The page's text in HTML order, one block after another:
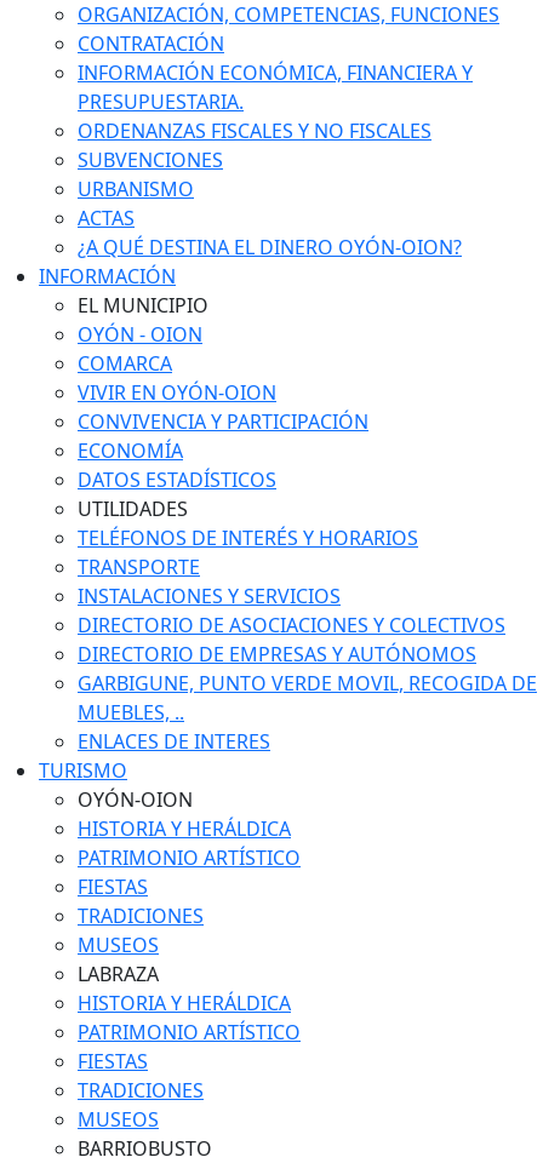
ORGANIZACIÓN, COMPETENCIAS, FUNCIONES
CONTRATACIÓN
INFORMACIÓN ECONÓMICA, FINANCIERA Y
PRESUPUESTARIA.
ORDENANZAS FISCALES Y NO FISCALES
SUBVENCIONES
URBANISMO
ACTAS
¿A QUÉ DESTINA EL DINERO OYÓN-OION?
INFORMACIÓN
EL MUNICIPIO
OYÓN - OION
COMARCA
VIVIR EN OYÓN-OION
CONVIVENCIA Y PARTICIPACIÓN
ECONOMÍA
DATOS ESTADÍSTICOS
UTILIDADES
TELÉFONOS DE INTERÉS Y HORARIOS
TRANSPORTE
INSTALACIONES Y SERVICIOS
DIRECTORIO DE ASOCIACIONES Y COLECTIVOS
DIRECTORIO DE EMPRESAS Y AUTÓNOMOS
GARBIGUNE, PUNTO VERDE MOVIL, RECOGIDA DE
MUEBLES, ..
ENLACES DE INTERES
TURISMO
OYÓN-OION
HISTORIA Y HERÁLDICA
PATRIMONIO ARTÍSTICO
FIESTAS
TRADICIONES
MUSEOS
LABRAZA
HISTORIA Y HERÁLDICA
PATRIMONIO ARTÍSTICO
FIESTAS
TRADICIONES
MUSEOS
BARRIOBUSTO